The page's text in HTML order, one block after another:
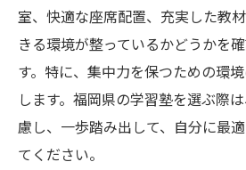
室、快適な座席配置、充実した教
きる環境が整っているかどうかを
す。特に、集中力を保つための環
します。福岡県の学習塾を選ぶ際
慮し、一歩踏み出して、自分に最
てください。